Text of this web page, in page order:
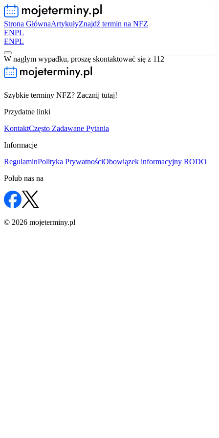
Strona GłównaArtykułyZnajdź termin na NFZ
ENPL
ENPL
W nagłym wypadku, proszę skontaktować się z 112
Szybkie terminy NFZ? Zacznij tutaj!
Przydatne linki
KontaktCzęsto Zadawane Pytania
Informacje
RegulaminPolityka PrywatnościObowiązek informacyjny RODO
Polub nas na
© 2026 mojeterminy.pl